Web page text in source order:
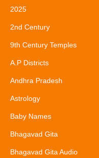
2025
2nd Century
9th Century Temples
A.P Districts
Andhra Pradesh
Astrology
Baby Names
Bhagavad Gita
Bhagavad Gita Audio